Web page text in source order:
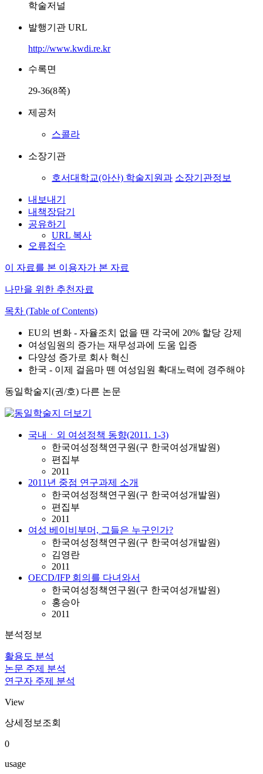
학술저널
발행기관 URL
http://www.kwdi.re.kr
수록면
29-36(8쪽)
제공처
스콜라
소장기관
호서대학교(아산) 학술지원과 소장기관정보
내보내기
내책장담기
공유하기
URL 복사
오류접수
이 자료를 본 이용자가 본 자료
나만을 위한 추천자료
목차 (Table of Contents)
EU의 변화 - 자율조치 없을 땐 각국에 20% 할당 강제
여성임원의 증가는 재무성과에 도움 입증
다양성 증가로 회사 혁신
한국 - 이제 걸음마 뗀 여성임원 확대노력에 경주해야
동일학술지(권/호) 다른 논문
국내ㆍ외 여성정책 동향(2011. 1-3)
한국여성정책연구원(구 한국여성개발원)
편집부
2011
2011년 중점 연구과제 소개
한국여성정책연구원(구 한국여성개발원)
편집부
2011
여성 베이비부머, 그들은 누구인가?
한국여성정책연구원(구 한국여성개발원)
김영란
2011
OECD/IFP 회의를 다녀와서
한국여성정책연구원(구 한국여성개발원)
홍승아
2011
분석정보
활용도 분석
논문 주제 분석
연구자 주제 분석
View
상세정보조회
0
usage